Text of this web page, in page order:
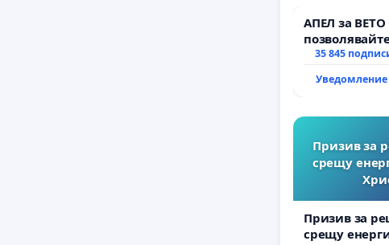
АПЕЛ за ВЕТО
да открадне
35 845
Уведомление
Призив за
срещу
Призив за
срещу